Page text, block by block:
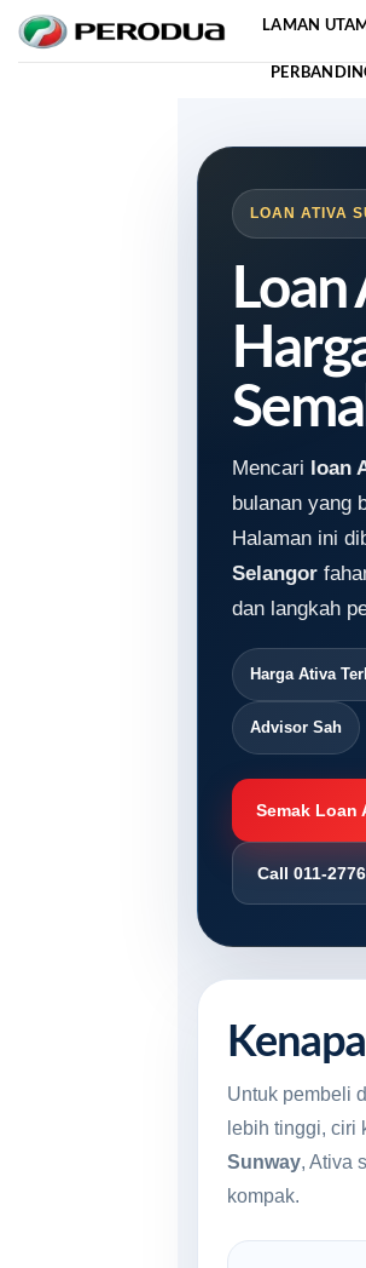
Skip
LAMAN
LOAN ATIVA
Mencari loan
bulanan yang
Halaman ini
Selangor
dan langkah
Harga Ativa
Advisor Sah
Semak Loan
Call 011-
Untuk pembeli
lebih tinggi, ciri
Sunway, Ativa
kompak.